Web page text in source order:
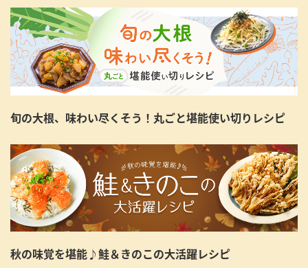
旬の大根、味わい尽くそう！丸ごと堪能使い切りレシピ
秋の味覚を堪能♪鮭＆きのこの大活躍レシピ